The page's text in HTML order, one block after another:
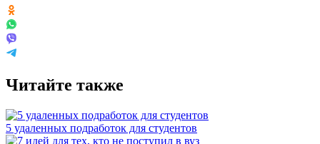
Читайте также
5 удаленных подработок для студентов